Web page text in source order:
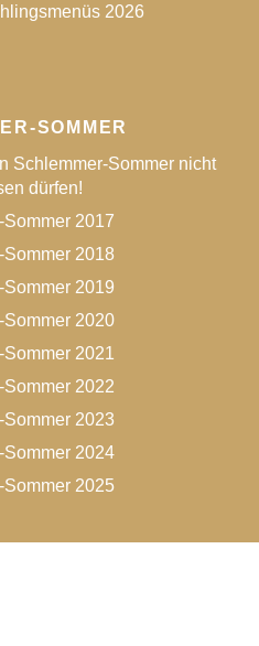
2026
SOMMER
Schlemmer-Sommer nicht
dürfen!
2017
2018
2019
2020
2021
2022
2023
2024
2025